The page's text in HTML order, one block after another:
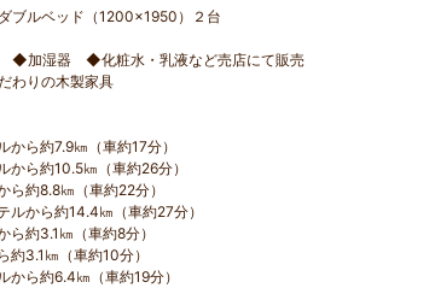
ブルベッド（1200×1950）２台
◆加湿器 ◆化粧水・乳液など売店にて販売
わりの木製家具
ら約7.9㎞（車約17分）
ら約10.5㎞（車約26分）
約8.8㎞（車約22分）
から約14.4㎞（車約27分）
約3.1㎞（車約8分）
3.1㎞（車約10分）
ら約6.4㎞（車約19分）